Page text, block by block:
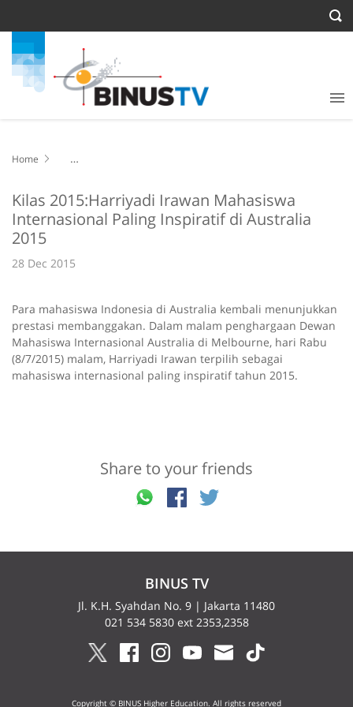
Home
Kilas 2015:Harriyadi Irawan Mahasiswa
Internasional Paling Inspiratif di Australia
2015
28 Dec 2015
Para mahasiswa Indonesia di Australia kembali menunjukkan
prestasi membanggakan. Dalam malam penghargaan Dewan
Mahasiswa Internasional Australia di Melbourne, hari Rabu
(8/7/2015) malam, Harriyadi Irawan terpilih sebagai
mahasiswa internasional paling inspiratif tahun 2015.
Share to your friends
BINUS TV
Jl. K.H. Syahdan No. 9 | Jakarta 11480
021 534 5830 ext 2353,2358
Copyright © BINUS Higher Education. All rights reserved